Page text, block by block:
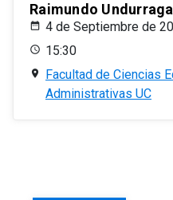
Raimundo
4 de Septiembre de
15:30
Facultad de Ciencias
Administrativas UC